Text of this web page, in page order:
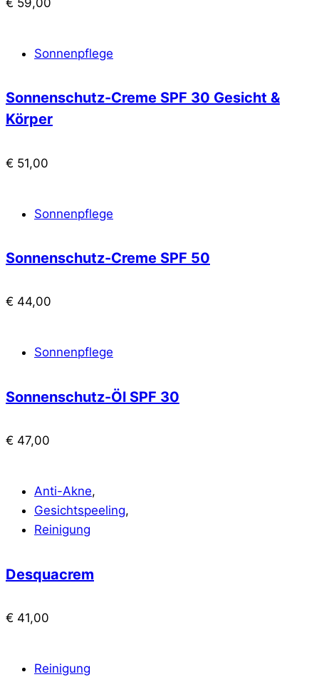
Sonnenpflege
Sonnenschutz-Creme SPF 30 Gesicht &
Körper
€ 51,00
Sonnenpflege
Sonnenschutz-Creme SPF 50
€ 44,00
Sonnenpflege
Sonnenschutz-Öl SPF 30
€ 47,00
Anti-Akne,
Gesichtspeeling,
Reinigung
Desquacrem
€ 41,00
Reinigung